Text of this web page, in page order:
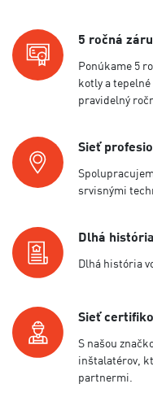
5 ročná
Ponúkame 5
kotly a
pravidelný
Sieť
srvisnými
Dlhá
Dlhá história
Sieť
S našou
inštalatérov,
partnermi.